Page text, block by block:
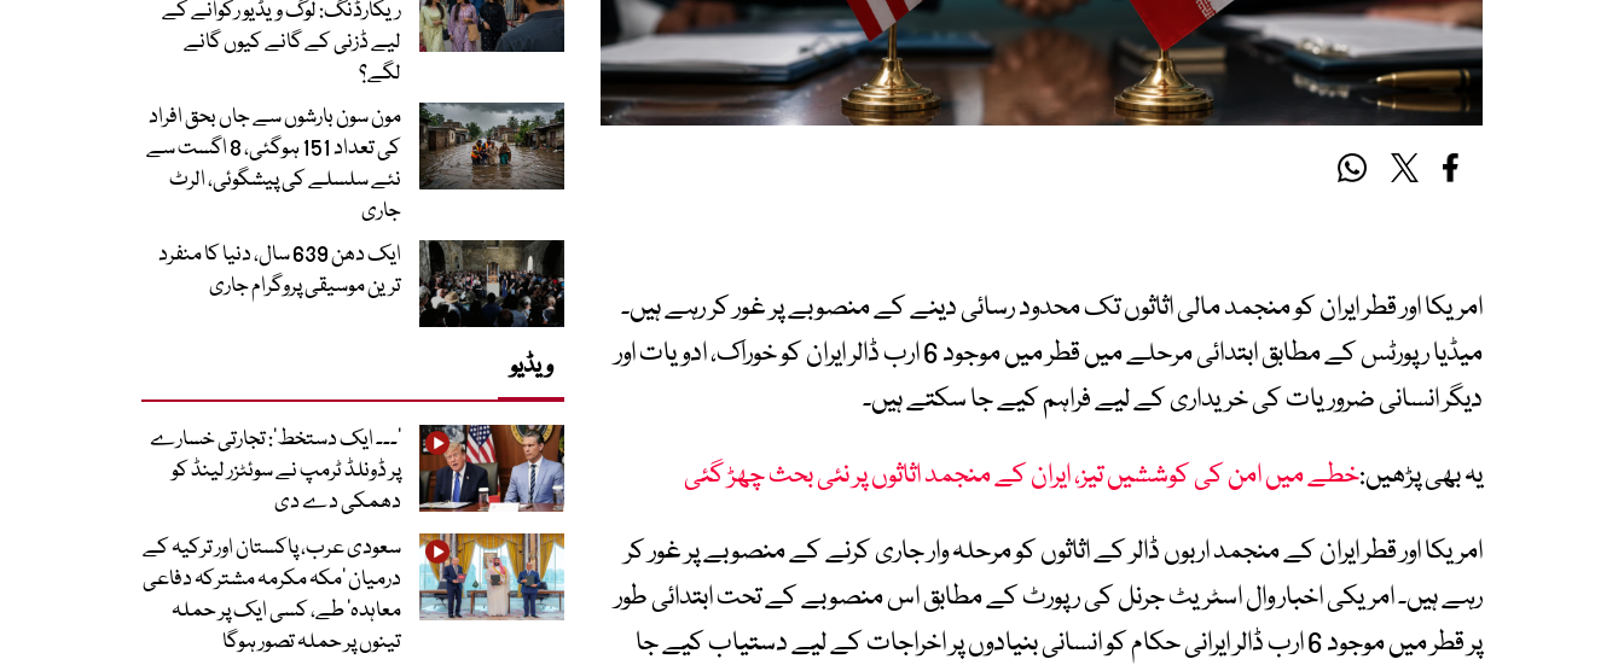
امریکا اور قطر ایران کو منجمد مالی اثاثوں تک محدود رسائی دینے کے منصوبے پر غور کر رہے ہیں۔
میڈیا رپورٹس کے مطابق ابتدائی مرحلے میں قطر میں موجود 6 ارب ڈالر ایران کو خوراک، ادویات اور
دیگر انسانی ضروریات کی خریداری کے لیے فراہم کیے جا سکتے ہیں۔
یہ بھی پڑھیں:خطے میں امن کی کوششیں تیز، ایران کے منجمد اثاثوں پر نئی بحث چھڑ گئی
امریکا اور قطر ایران کے منجمد اربوں ڈالر کے اثاثوں کو مرحلہ وار جاری کرنے کے منصوبے پر غور کر
رہے ہیں۔ امریکی اخبار وال اسٹریٹ جرنل کی رپورٹ کے مطابق اس منصوبے کے تحت ابتدائی طور
پر قطر میں موجود 6 ارب ڈالر ایرانی حکام کو انسانی بنیادوں پر اخراجات کے لیے دستیاب کیے جا
ریکارڈنگ: لوگ ویڈیو رکوانے کے
لیے ڈزنی کے گانے کیوں گانے
لگے؟
مون سون بارشوں سے جاں بحق افراد
کی تعداد 151 ہوگئی، 8 اگست سے
نئے سلسلے کی پیشگوئی، الرٹ
جاری
ایک دھن 639 سال، دنیا کا منفرد
ترین موسیقی پروگرام جاری
ویڈیو
’۔۔۔ ایک دستخط‘: تجارتی خسارے
پر ڈونلڈ ٹرمپ نے سوئٹزر لینڈ کو
دھمکی دے دی
سعودی عرب، پاکستان اور ترکیہ کے
درمیان ’مکہ مکرمہ مشترکہ دفاعی
معاہدہ‘ طے، کسی ایک پر حملہ
تینوں پر حملہ تصور ہوگا